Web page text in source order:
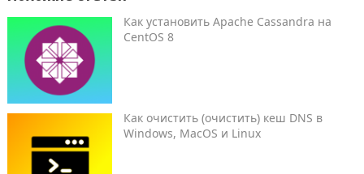
Как установить Apache Cassandra на
CentOS 8
Как очистить (очистить) кеш DNS в
Windows, MacOS и Linux